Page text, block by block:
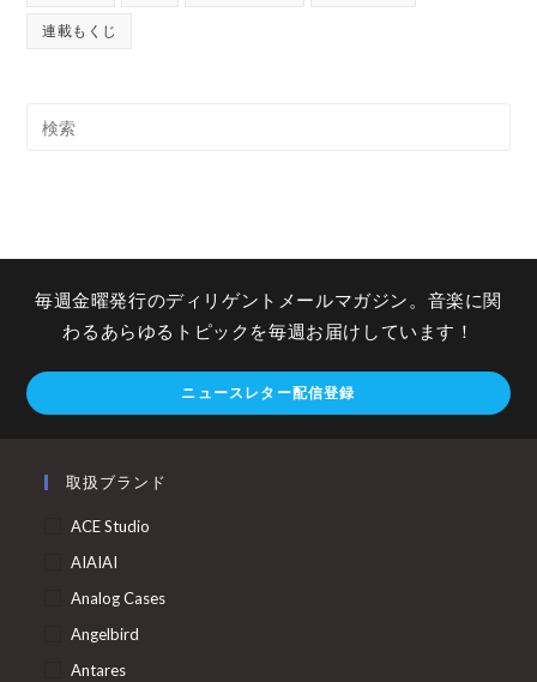
連載もくじ
毎週金曜発行のディリゲントメールマガジン。音楽に関
わるあらゆるトピックを毎週お届けしています！
ニュースレター配信登録
取扱ブランド
ACE Studio
AIAIAI
Analog Cases
Angelbird
Antares